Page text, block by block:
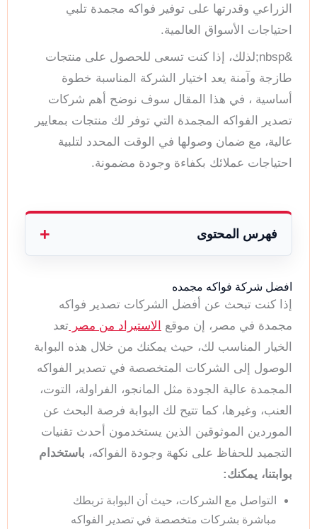
الزراعي وقدرتها على توفير فواكه مجمدة تلبي
احتياجات الأسواق العالمية.
&nbsp;لذلك، إذا كنت تسعى للحصول على منتجات
طازجة وآمنة يعد اختيار الشركة المناسبة خطوة
أساسية ، في هذا المقال سوف نوضح أهم شركات
تصدير الفواكه المجمدة التي توفر لك منتجات بمعايير
عالية، مع ضمان وصولها في الوقت المحدد لتلبية
احتياجات عملائك بكفاءة وجودة مضمونة.
فهرس المحتوى
افضل شركة فواكه مجمده
إذا كنت تبحث عن أفضل الشركات تصدير فواكه
مجمدة في مصر، إن موقع
الاستيراد من مصر تعد
الخيار المناسب لك، حيث يمكنك من خلال هذه البوابة
الوصول إلى الشركات المتخصصة في تصدير الفواكه
المجمدة عالية الجودة مثل المانجو، الفراولة، التوت،
العنب، وغيرها، كما تتيح لك البوابة فرصة البحث عن
الموردين الموثوقين الذين يستخدمون أحدث تقنيات
التجميد للحفاظ على نكهة وجودة الفواكه، باستخدام
بوابتنا، يمكنك:
التواصل مع الشركات، حيث أن البوابة تربطك
مباشرة بشركات متخصصة في تصدير الفواكه